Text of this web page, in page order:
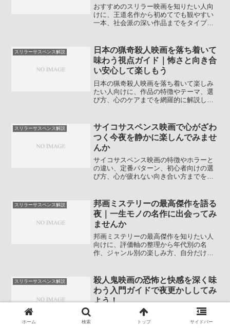
おすすめのスリラー映画を知りたい人向
けに、王道名作から初めてでも観やすい
一本、社会派の深い作品までをタイプ別
み物です。スリルの強さやグロ耐性の目
安も添えて、自分に合った一本を安全に
選べます。
スリラーサスペンス解説
日本の猟奇殺人映画を落ち着いて
味わう視点ガイド｜怖さと向き合
い安心して楽しもう
日本の猟奇殺人映画を落ち着いて楽しみ
たい人向けに、作品の特徴やテーマ、選
び方、心のケアまでを網羅的に解説しま
点づくりを手伝います。
スリラーサスペンス解説
サイコサスペンス映画で心がざわ
つく今夜を静かに楽しんでみませ
んか
サイコサスペンス映画の特徴やホラーと
の違い、定番パターン、初心者向けの選
び方、心が疲れない向き合い方までをや
ます。
スリラーサスペンス解説
邦画ミステリーの最高傑作を語る
夜｜一生モノの名作に出会ってみ
ませんか
邦画ミステリーの最高傑作を知りたい人
向けに、評価軸の整理から年代別の名
作、ジャンル別の楽しみ方、自分だけの
に触れる人も、名作を見直したいファン
も、次に観る一本を選びやすくなりま
す。
スリラーサスペンス解説
殺人鬼映画の恐怖と快感を深く味
わう入門ガイドで夜更かししてみ
よう！
殺人鬼映画の怖さだけでなくキャラクタ
ーの魅力やストーリーの妙までじっくり
ホーム 検索 トップ サイドバー